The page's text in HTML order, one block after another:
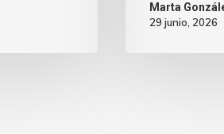
Marta
29 junio, 2026